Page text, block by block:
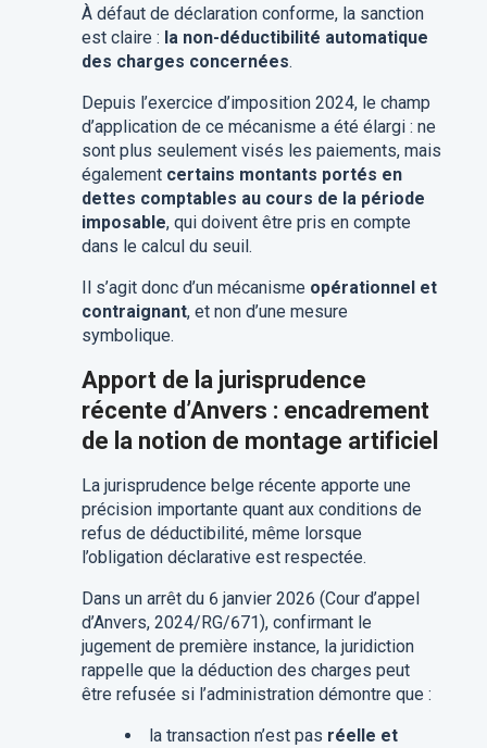
À défaut de déclaration conforme, la sanction
est claire : la non-déductibilité automatique
des charges concernées.
Depuis l’exercice d’imposition 2024, le champ
d’application de ce mécanisme a été élargi : ne
sont plus seulement visés les paiements, mais
également certains montants portés en
dettes comptables au cours de la période
imposable, qui doivent être pris en compte
dans le calcul du seuil.
Il s’agit donc d’un mécanisme opérationnel et
contraignant, et non d’une mesure
symbolique.
Apport de la jurisprudence
récente d’Anvers : encadrement
de la notion de montage artificiel
La jurisprudence belge récente apporte une
précision importante quant aux conditions de
refus de déductibilité, même lorsque
l’obligation déclarative est respectée.
Dans un arrêt du 6 janvier 2026 (Cour d’appel
d’Anvers, 2024/RG/671), confirmant le
jugement de première instance, la juridiction
rappelle que la déduction des charges peut
être refusée si l’administration démontre que :
la transaction n’est pas réelle et